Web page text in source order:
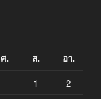
ศ. ส. อา.
1
2